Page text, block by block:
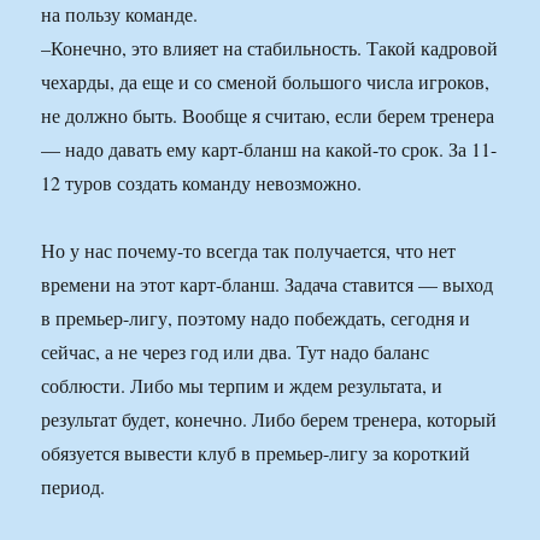
на пользу команде.
–Конечно, это влияет на стабильность. Такой кадровой
чехарды, да еще и со сменой большого числа игроков,
не должно быть. Вообще я считаю, если берем тренера
— надо давать ему карт-бланш на какой-то срок. За 11-
12 туров создать команду невозможно.
Но у нас почему-то всегда так получается, что нет
времени на этот карт-бланш. Задача ставится — выход
в премьер-лигу, поэтому надо побеждать, сегодня и
сейчас, а не через год или два. Тут надо баланс
соблюсти. Либо мы терпим и ждем результата, и
результат будет, конечно. Либо берем тренера, который
обязуется вывести клуб в премьер-лигу за короткий
период.